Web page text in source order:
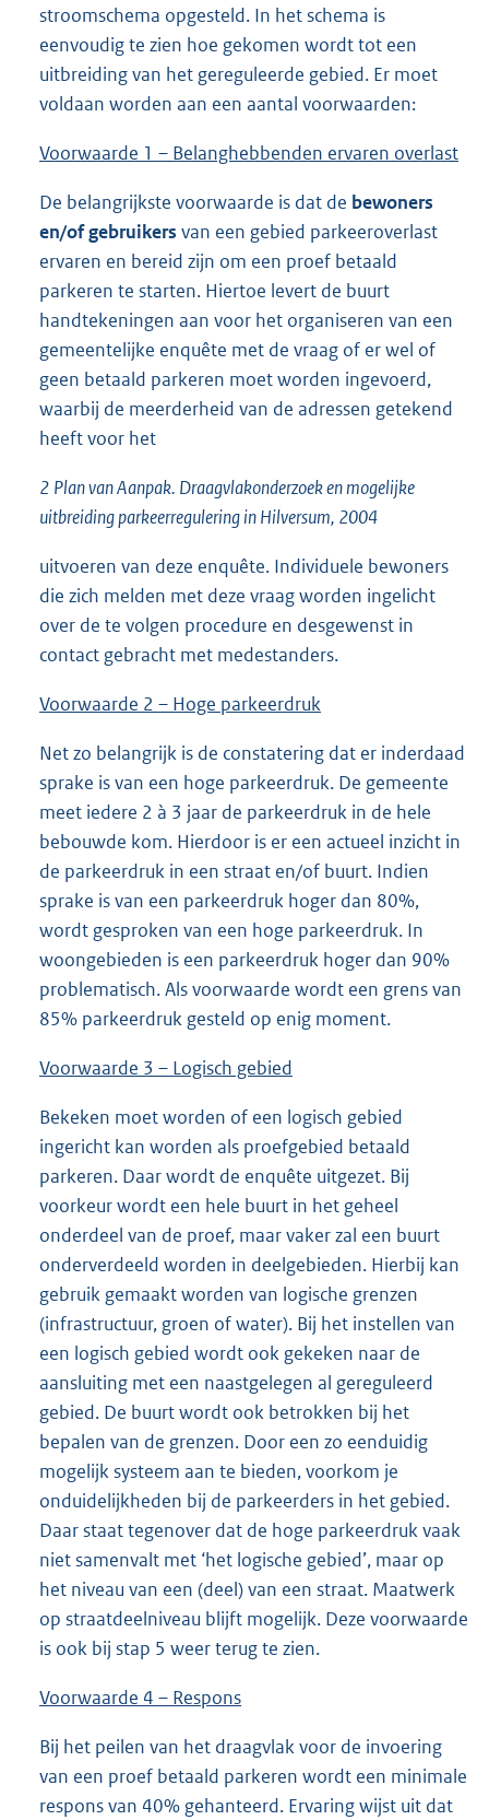
stroomschema opgesteld. In het schema is
eenvoudig te zien hoe gekomen wordt tot een
uitbreiding van het gereguleerde gebied. Er moet
voldaan worden aan een aantal voorwaarden:
Voorwaarde 1 – Belanghebbenden ervaren overlast
De belangrijkste voorwaarde is dat de bewoners
en/of gebruikers van een gebied parkeeroverlast
ervaren en bereid zijn om een proef betaald
parkeren te starten. Hiertoe levert de buurt
handtekeningen aan voor het organiseren van een
gemeentelijke enquête met de vraag of er wel of
geen betaald parkeren moet worden ingevoerd,
waarbij de meerderheid van de adressen getekend
heeft voor het
2 Plan van Aanpak. Draagvlakonderzoek en mogelijke
uitbreiding parkeerregulering in Hilversum, 2004
uitvoeren van deze enquête. Individuele bewoners
die zich melden met deze vraag worden ingelicht
over de te volgen procedure en desgewenst in
contact gebracht met medestanders.
Voorwaarde 2 – Hoge parkeerdruk
Net zo belangrijk is de constatering dat er inderdaad
sprake is van een hoge parkeerdruk. De gemeente
meet iedere 2 à 3 jaar de parkeerdruk in de hele
bebouwde kom. Hierdoor is er een actueel inzicht in
de parkeerdruk in een straat en/of buurt. Indien
sprake is van een parkeerdruk hoger dan 80%,
wordt gesproken van een hoge parkeerdruk. In
woongebieden is een parkeerdruk hoger dan 90%
problematisch. Als voorwaarde wordt een grens van
85% parkeerdruk gesteld op enig moment.
Voorwaarde 3 – Logisch gebied
Bekeken moet worden of een logisch gebied
ingericht kan worden als proefgebied betaald
parkeren. Daar wordt de enquête uitgezet. Bij
voorkeur wordt een hele buurt in het geheel
onderdeel van de proef, maar vaker zal een buurt
onderverdeeld worden in deelgebieden. Hierbij kan
gebruik gemaakt worden van logische grenzen
(infrastructuur, groen of water). Bij het instellen van
een logisch gebied wordt ook gekeken naar de
aansluiting met een naastgelegen al gereguleerd
gebied. De buurt wordt ook betrokken bij het
bepalen van de grenzen. Door een zo eenduidig
mogelijk systeem aan te bieden, voorkom je
onduidelijkheden bij de parkeerders in het gebied.
Daar staat tegenover dat de hoge parkeerdruk vaak
niet samenvalt met ‘het logische gebied’, maar op
het niveau van een (deel) van een straat. Maatwerk
op straatdeelniveau blijft mogelijk. Deze voorwaarde
is ook bij stap 5 weer terug te zien.
Voorwaarde 4 – Respons
Bij het peilen van het draagvlak voor de invoering
van een proef betaald parkeren wordt een minimale
respons van 40% gehanteerd. Ervaring wijst uit dat